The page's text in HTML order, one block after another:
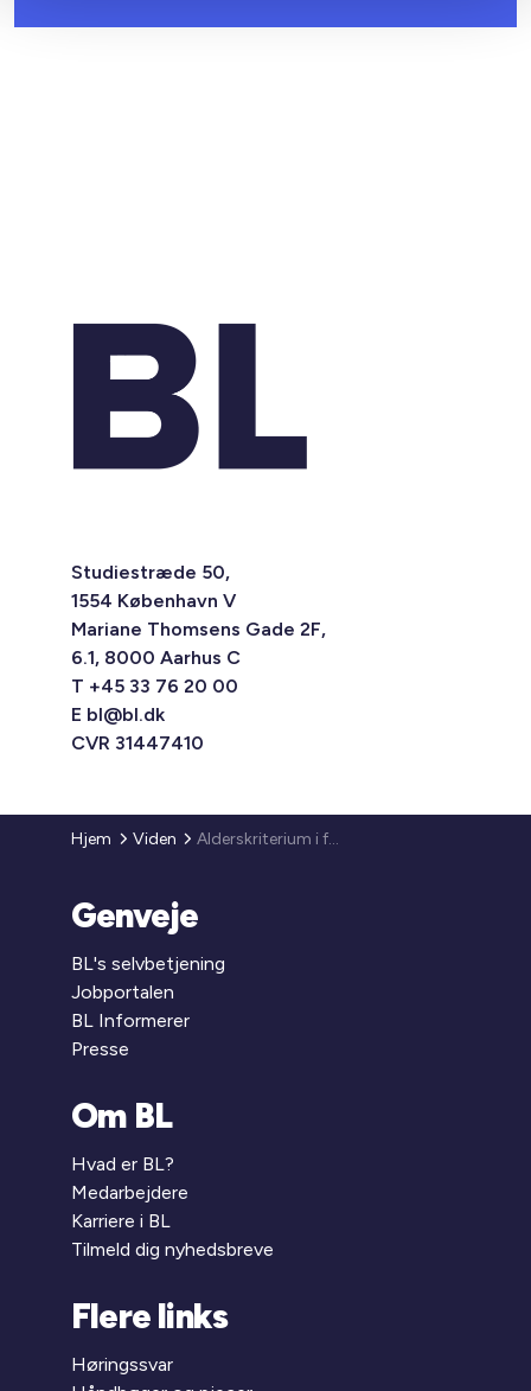
Studiestræde 50,
1554 København V
Mariane Thomsens Gade 2F,
6.1, 8000 Aarhus C
T +45 33 76 20 00
E bl@bl.dk
CVR 31447410
Hjem Viden Alderskriterium i familiebofællesskaber
Genveje
BL's selvbetjening
Jobportalen
BL Informerer
Presse
Om BL
Hvad er BL?
Medarbejdere
Karriere i BL
Tilmeld dig nyhedsbreve
Flere links
Høringssvar